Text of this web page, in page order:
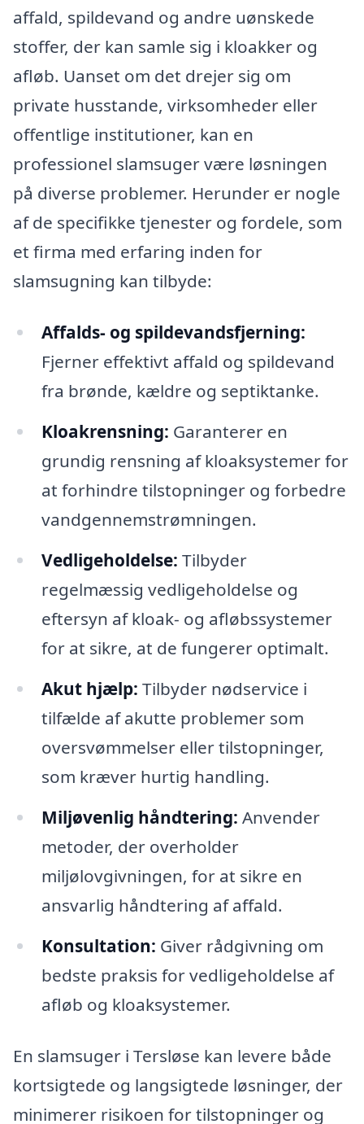
affald, spildevand og andre uønskede
stoffer, der kan samle sig i kloakker og
afløb. Uanset om det drejer sig om
private husstande, virksomheder eller
offentlige institutioner, kan en
professionel slamsuger være løsningen
på diverse problemer. Herunder er nogle
af de specifikke tjenester og fordele, som
et firma med erfaring inden for
slamsugning kan tilbyde:
Affalds- og spildevandsfjerning:
Fjerner effektivt affald og spildevand
fra brønde, kældre og septiktanke.
Kloakrensning: Garanterer en
grundig rensning af kloaksystemer for
at forhindre tilstopninger og forbedre
vandgennemstrømningen.
Vedligeholdelse: Tilbyder
regelmæssig vedligeholdelse og
eftersyn af kloak- og afløbssystemer
for at sikre, at de fungerer optimalt.
Akut hjælp: Tilbyder nødservice i
tilfælde af akutte problemer som
oversvømmelser eller tilstopninger,
som kræver hurtig handling.
Miljøvenlig håndtering: Anvender
metoder, der overholder
miljølovgivningen, for at sikre en
ansvarlig håndtering af affald.
Konsultation: Giver rådgivning om
bedste praksis for vedligeholdelse af
afløb og kloaksystemer.
En slamsuger i Tersløse kan levere både
kortsigtede og langsigtede løsninger, der
minimerer risikoen for tilstopninger og